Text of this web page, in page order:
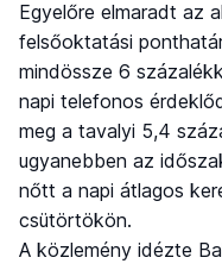
Egyelőre elmaradt az
felsőoktatási
mindössze 6
napi telefonos
meg a tavalyi 5,4
ugyanebben az
nőtt a napi átlagos
csütörtökön.
A közlemény idézte